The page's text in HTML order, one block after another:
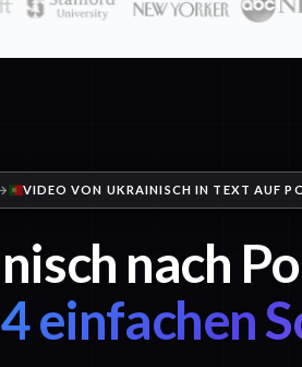
VIDEO VON UKRAINISCH IN TEXT AUF
nach
4 einfachen